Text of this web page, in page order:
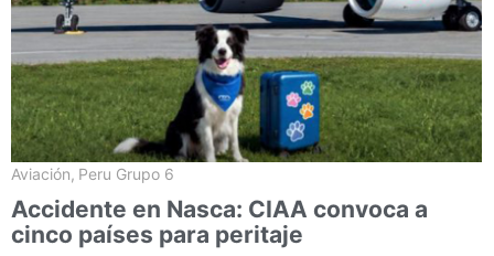
Aviación, Peru Grupo 6
Accidente en Nasca: CIAA convoca a
cinco países para peritaje